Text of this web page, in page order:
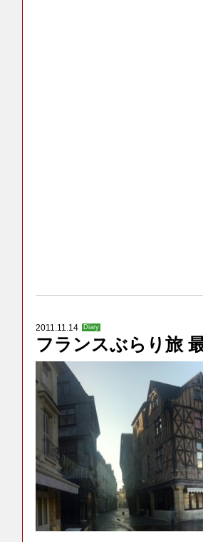
2011.11.14 Diary
フランスぶらり旅